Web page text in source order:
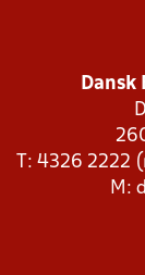
Dansk
T: 4326 2222
M: